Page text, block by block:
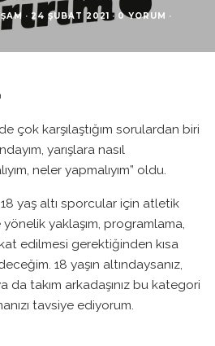
· 24 ŞUBAT 2021 · 0 YORUM ·
çok karşılaştığım sorulardan biri
yarışlara nasıl
neler yapmalıyım” oldu.
18 yaş altı sporcular için atletik
yaklaşım, programlama,
edilmesi gerektiğinden kısa
18 yaşın altındaysanız,
takım arkadaşınız bu kategori
tavsiye ediyorum.